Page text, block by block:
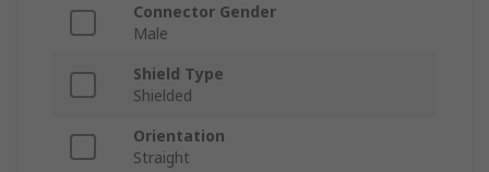
Connector Gender
Male
Shield Type
Shielded
Orientation
Straight